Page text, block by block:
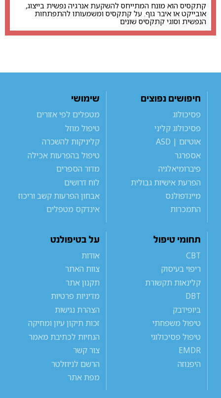
קתקסיס הוא מונח המתייחס להשקעת אנרגיה נפשית בייצוג,
אובייקט או איבר גוף. על קתקסיס ומשמעותו להתפתחות
הנפשית וסוגי קתקסיס שונים
חיפושים נפוצים
פסיכולוג
פסיכולוג קליני
אוטיזם | ASD
אספרגר
פיברומיאלגיה
הפרעת אישיות גבולית
מיינדפולנס
התמכרות
שימושי
מטפלים לפי אזורים
טיפול מוזל
קליניקות להשכרה
טיפול בהפרעות אכילה
מדור הספרים
לוח דרושים
אבחון הפרעות קשב וריכוז
אינדקס מטפלים
תחומי טיפול
CBT
ריפוי בעיסוק
קלינאות תקשורת
DBT
ביופידבק
טיפול משפחתי
טיפול פסיכולוגי
EMDR
היפנוזה
על בטיפולנט
אודות
צוות האתר
תקנון אתר
מדיניות פרטיות
הצהרת נגישות
זכות תיקון עיון ומחיקה
הנחיות לכתיבת מאמר
צור קשר
הרשם לניוזלטר
מפת אתר